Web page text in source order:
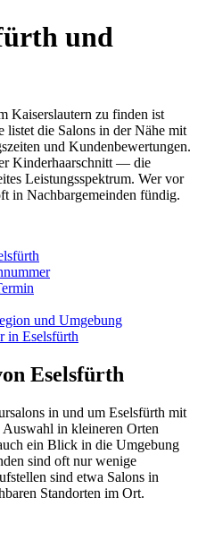
und
Kaiserslautern zu finden ist
listet die Salons in der Nähe mit
und Kundenbewertungen.
Kinderhaarschnitt — die
Leistungsspektrum. Wer vor
in Nachbargemeinden fündig.
und Umgebung
in Eselsfürth
Eselsfürth
in und um Eselsfürth mit
in kleineren Orten
ein Blick in die Umgebung
sind oft nur wenige
sind etwa Salons in
Standorten im Ort.